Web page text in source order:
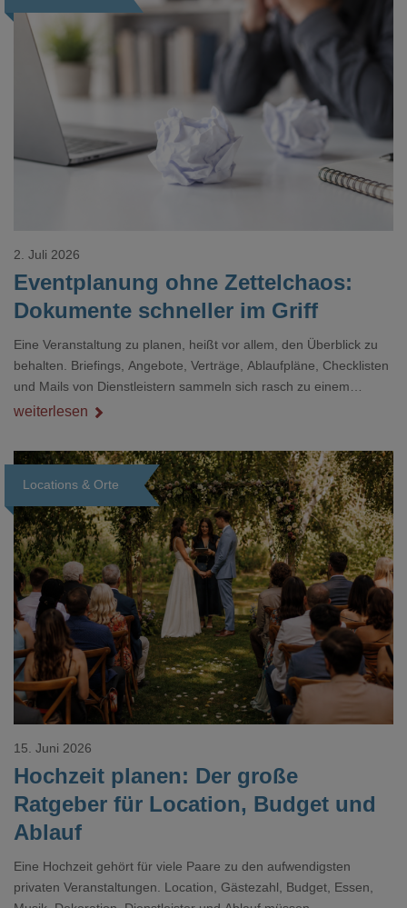
Loading...
Eventplanung ohne Zettelchaos:
Dokumente schneller im Griff
2. Juli 2026
Eine Veranstaltung zu planen, heißt vor allem, den Überblick zu
behalten. Briefings, Angebote, Verträge, Ablaufpläne, Checklisten
und Mails von Dienstleistern sammeln sich rasch zu einem
unübersichtlichen Stapel. Wer schon einmal kurz vor einem Event
Dokument gesucht hat, kennt das mulmige Gefühl.
weiterlesen
Locations & Orte
Hochzeit planen: Der große
Ratgeber für Location, Budget und
Ablauf
15. Juni 2026
Eine Hochzeit gehört für viele Paare zu den aufwendigsten
privaten Veranstaltungen. Location, Gästezahl, Budget, Essen,